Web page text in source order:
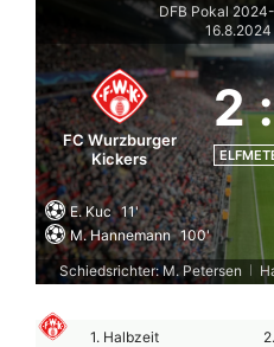
DFB Pokal
16.8.2024
FC Wurzburger
Kickers
2 :
E. Kuc 11'
M. Hannemann 100'
Schiedsrichter: M. Petersen
1. Halbzeit